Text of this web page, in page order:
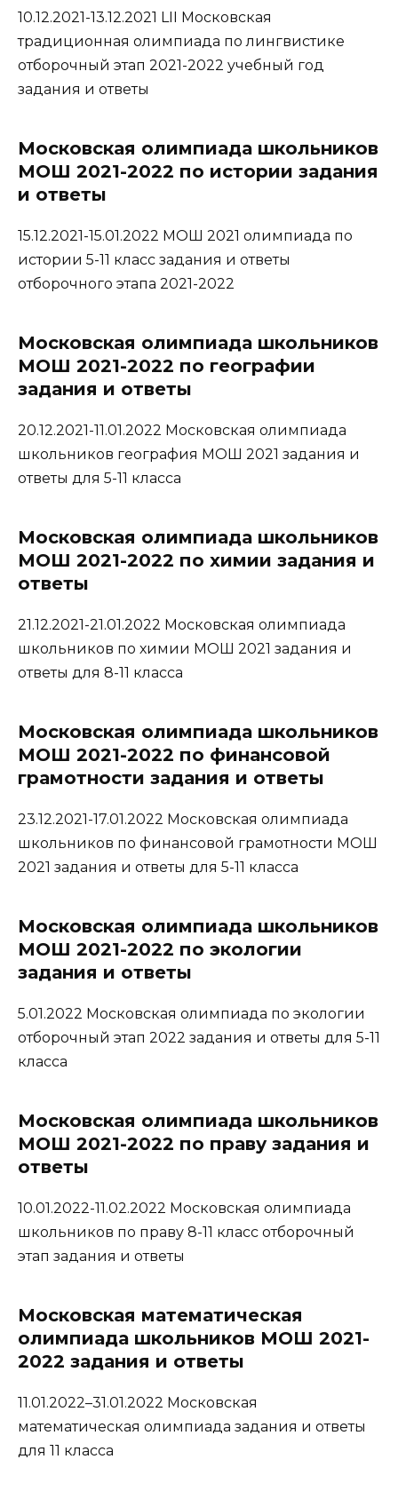
10.12.2021-13.12.2021 LII Московская
традиционная олимпиада по лингвистике
отборочный этап 2021-2022 учебный год
задания и ответы
Московская олимпиада школьников
МОШ 2021-2022 по истории задания
и ответы
15.12.2021-15.01.2022 МОШ 2021 олимпиада по
истории 5-11 класс задания и ответы
отборочного этапа 2021-2022
Московская олимпиада школьников
МОШ 2021-2022 по географии
задания и ответы
20.12.2021-11.01.2022 Московская олимпиада
школьников география МОШ 2021 задания и
ответы для 5-11 класса
Московская олимпиада школьников
МОШ 2021-2022 по химии задания и
ответы
21.12.2021-21.01.2022 Московская олимпиада
школьников по химии МОШ 2021 задания и
ответы для 8-11 класса
Московская олимпиада школьников
МОШ 2021-2022 по финансовой
грамотности задания и ответы
23.12.2021-17.01.2022 Московская олимпиада
школьников по финансовой грамотности МОШ
2021 задания и ответы для 5-11 класса
Московская олимпиада школьников
МОШ 2021-2022 по экологии
задания и ответы
5.01.2022 Московская олимпиада по экологии
отборочный этап 2022 задания и ответы для 5-11
класса
Московская олимпиада школьников
МОШ 2021-2022 по праву задания и
ответы
10.01.2022-11.02.2022 Московская олимпиада
школьников по праву 8-11 класс отборочный
этап задания и ответы
Московская математическая
олимпиада школьников МОШ 2021-
2022 задания и ответы
11.01.2022–31.01.2022 Московская
математическая олимпиада задания и ответы
для 11 класса